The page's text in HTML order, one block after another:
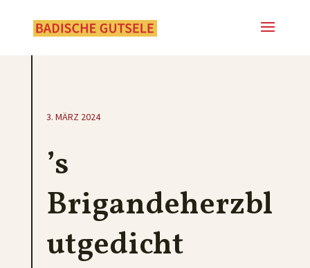
3. MÄRZ 2024
’s
Brigandeherzbl
utgedicht